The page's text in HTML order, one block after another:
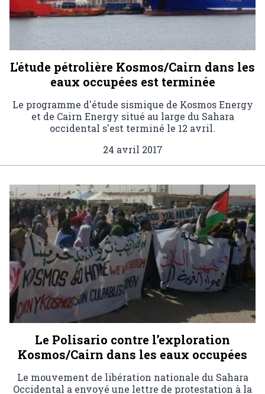
L'étude pétrolière Kosmos/Cairn dans les
eaux occupées est terminée
Le programme d'étude sismique de Kosmos Energy
et de Cairn Energy situé au large du Sahara
occidental s'est terminé le 12 avril.
24 avril 2017
Le Polisario contre l’exploration
Kosmos/Cairn dans les eaux occupées
Le mouvement de libération nationale du Sahara
Occidental a envoyé une lettre de protestation à la